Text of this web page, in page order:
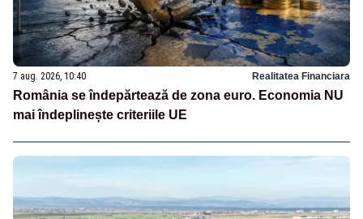
7 aug. 2026, 10:40 Realitatea Financiara
România se îndepărtează de zona euro. Economia NU
mai îndeplinește criteriile UE